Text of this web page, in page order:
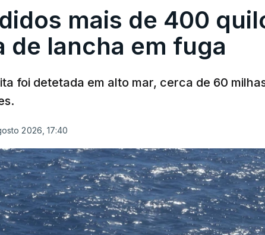
mais de 400
de lancha em fuga
foi detetada em alto mar, cerca de 60
2026, 17:40